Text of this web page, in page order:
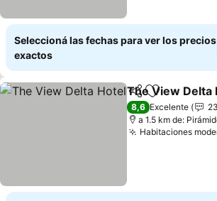
Seleccioná las fechas para ver los precios
exactos
Compartir
Añadir a
The View Delta
8,6 Excelente
a 1.5 km de:
Habitaciones